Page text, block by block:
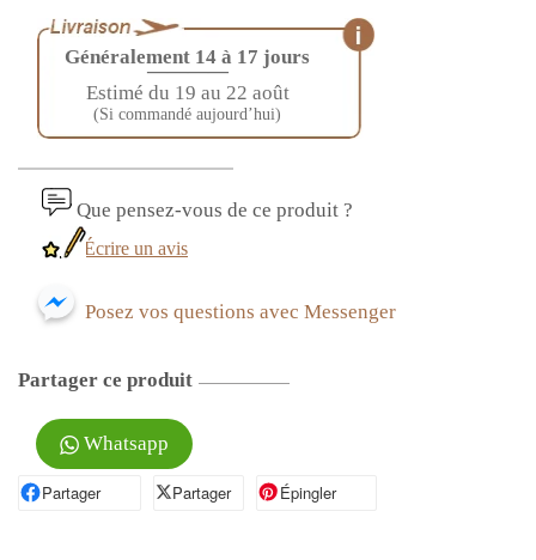
Généralement 14 à 17 jours
————
Estimé du 19 au 22 août
(Si commandé aujourd’hui)
Que pensez-vous de ce produit ?
Écrire un avis
Posez vos questions avec Messenger
Partager ce produit
Whatsapp
PartagerPartager sur Facebook
Partager
Partager sur XÉpinglerÉpingler sur Pinterest